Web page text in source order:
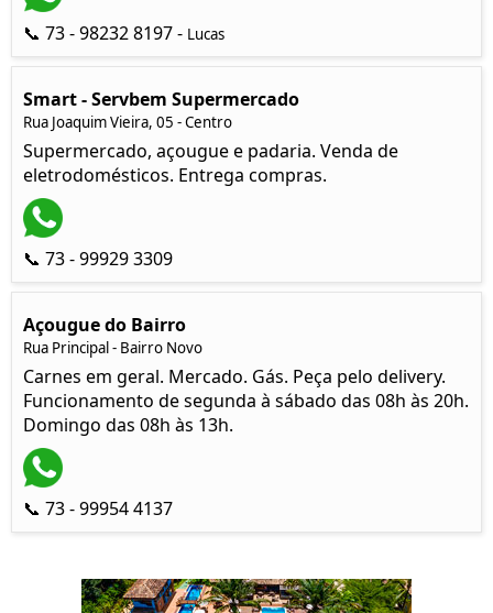
📞 73 - 98232 8197 - Lucas
Smart - Servbem Supermercado
Rua Joaquim Vieira, 05 - Centro
Supermercado, açougue e padaria. Venda de
eletrodomésticos. Entrega compras.
📞 73 - 99929 3309
Açougue do Bairro
Rua Principal - Bairro Novo
Carnes em geral. Mercado. Gás. Peça pelo delivery.
Funcionamento de segunda à sábado das 08h às 20h.
Domingo das 08h às 13h.
📞 73 - 99954 4137